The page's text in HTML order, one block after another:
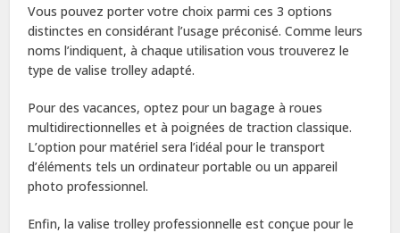
Vous pouvez porter votre choix parmi ces 3 options
distinctes en considérant l’usage préconisé. Comme leurs
noms l’indiquent, à chaque utilisation vous trouverez le
type de valise trolley adapté.
Pour des vacances, optez pour un bagage à roues
multidirectionnelles et à poignées de traction classique.
L’option pour matériel sera l’idéal pour le transport
d’éléments tels un ordinateur portable ou un appareil
photo professionnel.
Enfin, la valise trolley professionnelle est conçue pour le